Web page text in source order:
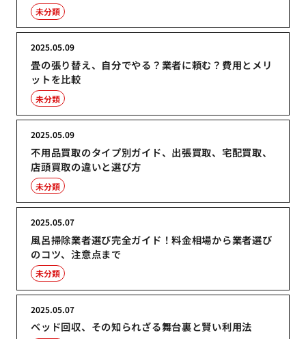
未分類
畳の張り替え、自分でやる？業者に頼む？費用とメリ
ットを比較
2025.05.09
未分類
不用品買取のタイプ別ガイド、出張買取、宅配買取、
店頭買取の違いと選び方
2025.05.09
未分類
風呂掃除業者選び完全ガイド！料金相場から業者選び
のコツ、注意点まで
2025.05.07
未分類
ベッド回収、その知られざる舞台裏と賢い利用法
2025.05.07